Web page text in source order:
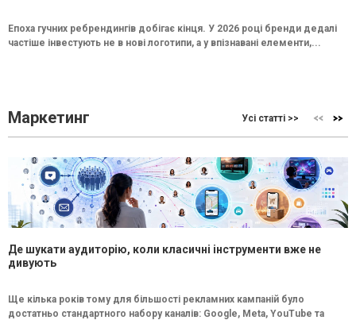
Епоха гучних ребрендингів добігає кінця. У 2026 році бренди дедалі
частіше інвестують не в нові логотипи, а у впізнавані елементи,...
Маркетинг Усі статті >>
Де шукати аудиторію, коли класичні інструменти вже не
дивують
Ще кілька років тому для більшості рекламних кампаній було
достатньо стандартного набору каналів: Google, Meta, YouTube та